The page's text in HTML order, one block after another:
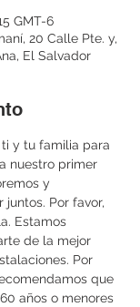
GMT-6
20 Calle Pte. y,
El Salvador
y tu familia para
nuestro primer
y
Por favor,
Estamos
de la mejor
Por
que
años o menores